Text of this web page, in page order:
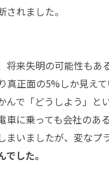
れました。
将来失明の可能性もあ
真正面の5%しか見え
んで「どうしよう」と
車に乗っても会社のあ
まいましたが、変なプ
した。